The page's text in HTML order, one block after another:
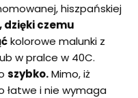
hiszpańskiej
dzięki czemu
kolorowe malunki z
w pralce w 40C.
szybko.Mimo, iż
łatwe i nie wymaga